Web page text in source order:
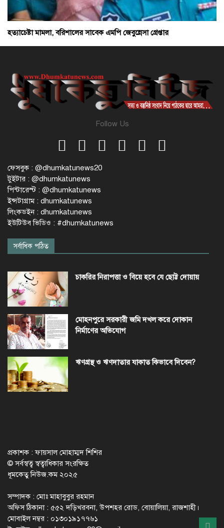
হত্যাচেষ্টা মামলা, বরিশালের সাবেক এমপি জেবুন্নেসা গ্রেপ্তার
Follow Us
ফেসবুক : @dhumkatunews20
টুইটার : @dhumkatunews
পিন্টারেস্ট : @dhumkatunews
ইন্সটাগ্রাম : dhumkatunews
লিংকডইন : dhumkatunews
ইউটিউব ভিডিও : #dhumkatunews
সর্বাধিক পঠিত
চাকরির নিরাপত্তা ও বিয়ে হবে যে ছোট্ট দোয়ায়
মোহনপুরে সরকারী জমি দখল করে দোকান
নির্মাণের অভিযোগ
ঋণগ্রস্থ ও ঋণদাতার যাকাত কিভাবে দিবেন?
প্রকাশক : ফায়সাল মোহাম্মদ শিশির
© সর্বস্বত্ব স্বত্বাধিকার সংরক্ষিত
ধূমকেতু নিউজ.কম ২০২৫
সম্পাদক : মোঃ মাহাবুবুর রহমান
অফিস ঠিকানা : ৫৫২ দড়িখরবনা, উপশহর রোড, বোয়ালিয়া, রাজশাহী।
মোবাইল নম্বর : ০১৩০১৯১৭৭৬১